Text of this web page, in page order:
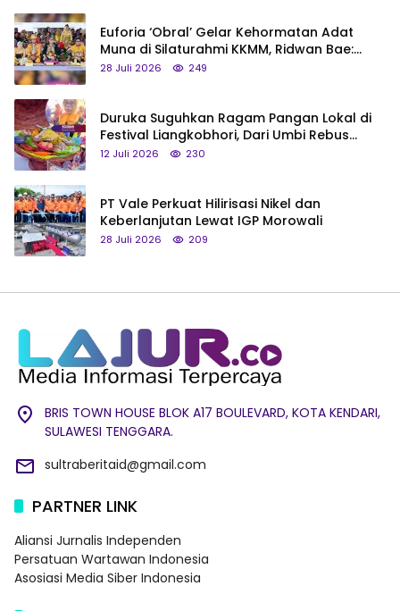
Euforia ‘Obral’ Gelar Kehormatan Adat
Muna di Silaturahmi KKMM, Ridwan Bae:
Saya Bukan Tipe Begitu, Belum Pantas!
28 Juli 2026 249
Duruka Suguhkan Ragam Pangan Lokal di
Festival Liangkobhori, Dari Umbi Rebus
hingga Tumpeng Beras Muna
12 Juli 2026 230
PT Vale Perkuat Hilirisasi Nikel dan
Keberlanjutan Lewat IGP Morowali
28 Juli 2026 209
BRIS TOWN HOUSE BLOK A17 BOULEVARD, KOTA KENDARI,
SULAWESI TENGGARA.
sultraberitaid@gmail.com
PARTNER LINK
Aliansi Jurnalis Independen
Persatuan Wartawan Indonesia
Asosiasi Media Siber Indonesia